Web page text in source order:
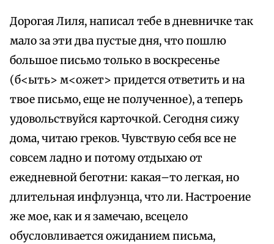
Дорогая Лиля, написал тебе в дневничке так
мало за эти два пустые дня, что пошлю
большое письмо только в воскресенье
(б<ыть> м<ожет> придется ответить и на
твое письмо, еще не полученное), а теперь
удовольствуйся карточкой. Сегодня сижу
дома, читаю греков. Чувствую себя все не
совсем ладно и потому отдыхаю от
ежедневной беготни: какая–то легкая, но
длительная инфлуэнца, что ли. Настроение
же мое, как и я замечаю, всецело
обусловливается ожиданием письма,